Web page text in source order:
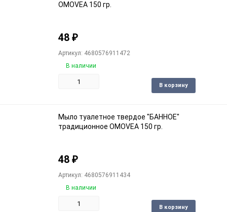
OMOVEA 150 гр.
48 ₽
Артикул: 4680576911472
В наличии
В корзину
Мыло туалетное твердое "БАННОЕ"
традиционное OMOVEA 150 гр.
48 ₽
Артикул: 4680576911434
В наличии
В корзину